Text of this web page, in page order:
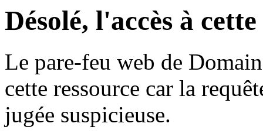
Désolé, l'accès à
Le pare-feu web de
cette ressource car la
jugée suspicieuse.